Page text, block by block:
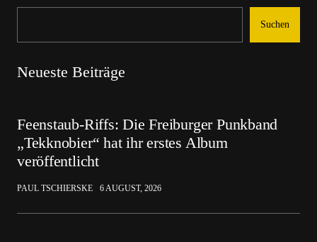
Suchen
Neueste Beiträge
Feenstaub-Riffs: Die Freiburger Punkband
„Tekknobier“ hat ihr erstes Album
veröffentlicht
PAUL TSCHIERSKE 6 AUGUST, 2026